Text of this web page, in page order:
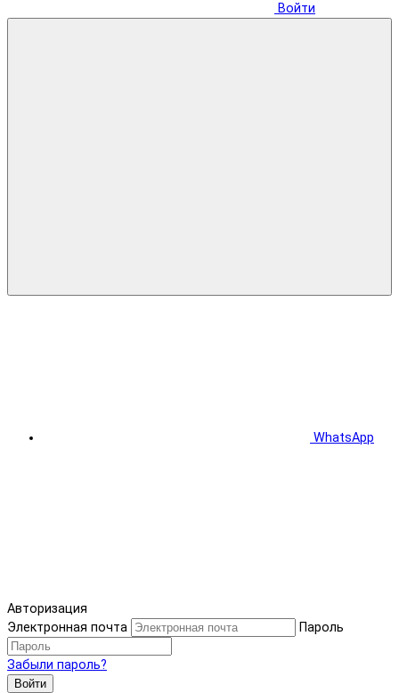
Войти
WhatsApp
Авторизация
Электронная почта
Пароль
Забыли пароль?
Войти